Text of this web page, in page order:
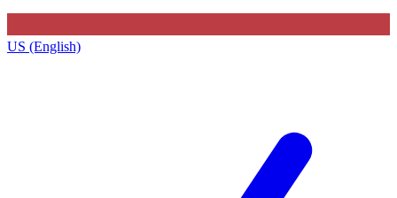
US (English)